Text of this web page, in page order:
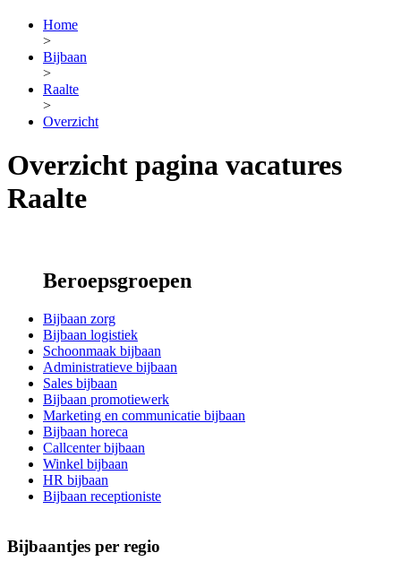
Home
>
Bijbaan
>
Raalte
>
Overzicht
Overzicht pagina vacatures
Raalte
Beroepsgroepen
Bijbaan zorg
Bijbaan logistiek
Schoonmaak bijbaan
Administratieve bijbaan
Sales bijbaan
Bijbaan promotiewerk
Marketing en communicatie bijbaan
Bijbaan horeca
Callcenter bijbaan
Winkel bijbaan
HR bijbaan
Bijbaan receptioniste
Bijbaantjes per regio